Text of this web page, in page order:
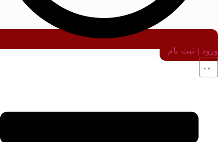
ورود | ثبت نام